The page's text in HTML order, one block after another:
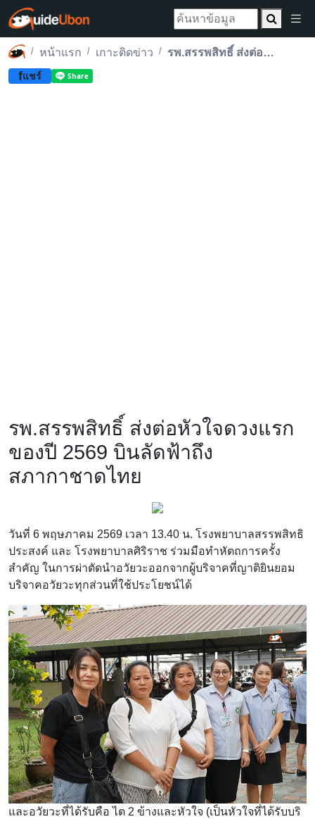
หน้าแรก เกาะติดข่าว รพ.สรรพสิทธิ์ ส่งต่อหัวใจดวงแรกของปี 2569 บินลัดฟ้าถึงสภากาชาดไทย
fแชร์
รพ.สรรพสิทธิ์ ส่งต่อหัวใจดวงแรก
ของปี 2569 บินลัดฟ้าถึง
สภากาชาดไทย
วันที่ 6 พฤษภาคม 2569 เวลา 13.40 น. โรงพยาบาลสรรพสิทธิ
ประสงค์ และ โรงพยาบาลศิริราช ร่วมมือทำหัตถการครั้ง
สำคัญ ในการผ่าตัดนำอวัยวะออกจากผู้บริจาคที่ญาติยินยอม
บริจาคอวัยวะทุกส่วนที่ใช้ประโยชน์ได้
และอวัยวะที่ได้รับคือ ไต 2 ข้างและหัวใจ (เป็นหัวใจที่ได้รับบริ